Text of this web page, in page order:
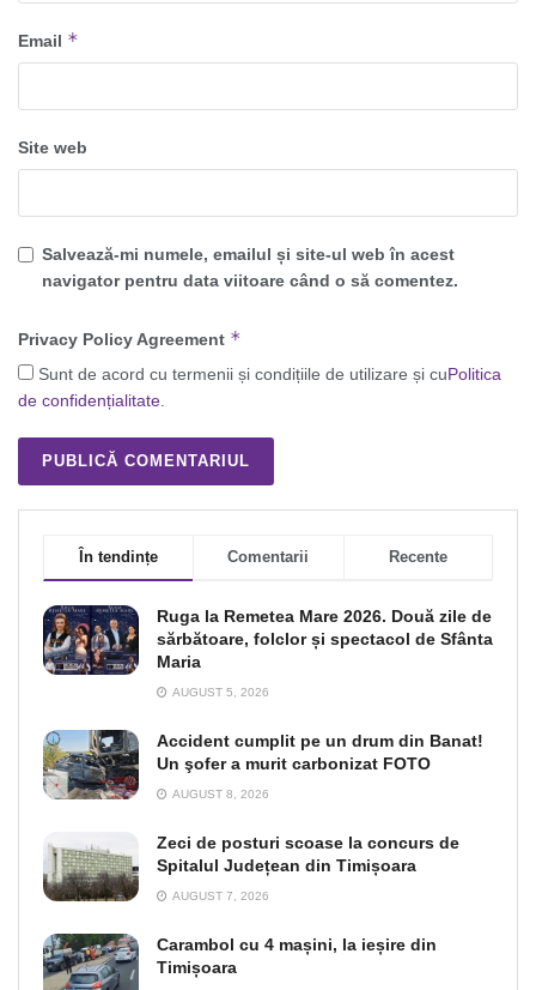
Email *
Site web
Salvează-mi numele, emailul și site-ul web în acest
navigator pentru data viitoare când o să comentez.
Privacy Policy Agreement *
Sunt de acord cu termenii și condițiile de utilizare și cuPolitica
de confidențialitate.
În tendințe Comentarii Recente
Ruga la Remetea Mare 2026. Două zile de
sărbătoare, folclor și spectacol de Sfânta
Maria
AUGUST 5, 2026
Accident cumplit pe un drum din Banat!
Un şofer a murit carbonizat FOTO
AUGUST 8, 2026
Zeci de posturi scoase la concurs de
Spitalul Județean din Timișoara
AUGUST 7, 2026
Carambol cu 4 mașini, la ieșire din
Timișoara